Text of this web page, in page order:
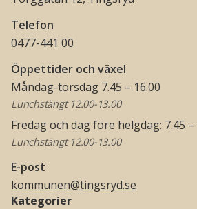
Telefon
0477-441 00
Öppettider och växel
Måndag-torsdag 7.45 – 16.00
Lunchstängt 12.00-13.00
Fredag och dag före helgdag: 7.45 –
Lunchstängt 12.00-13.00
E-post
kommunen@tingsryd.se
Kategorier